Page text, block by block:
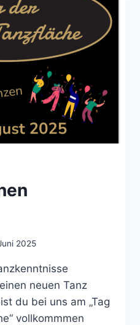
2025
neuen Tanz
du bei uns am „Tag
vollkommmen